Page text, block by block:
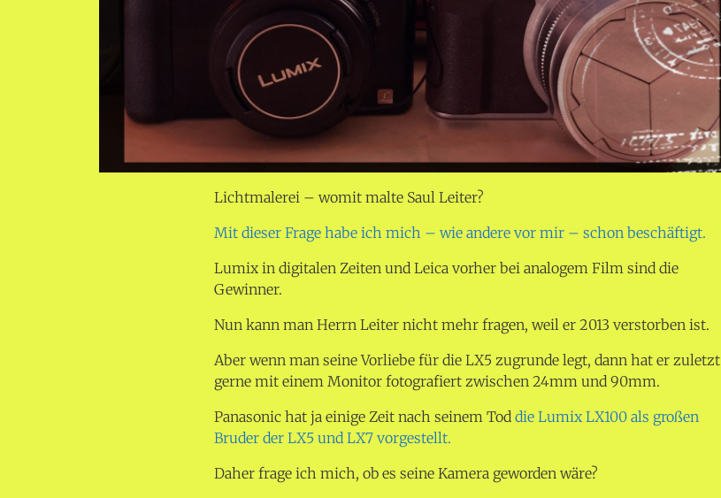
Lichtmalerei – womit malte Saul Leiter?
Mit dieser Frage habe ich mich – wie andere vor mir – schon beschäftigt.
Lumix in digitalen Zeiten und Leica vorher bei analogem Film sind die
Gewinner.
Nun kann man Herrn Leiter nicht mehr fragen, weil er 2013 verstorben ist.
Aber wenn man seine Vorliebe für die LX5 zugrunde legt, dann hat er zuletzt
gerne mit einem Monitor fotografiert zwischen 24mm und 90mm.
Panasonic hat ja einige Zeit nach seinem Toddie Lumix LX100 als großen
Bruder der LX5 und LX7 vorgestellt.
Daher frage ich mich, ob es seine Kamera geworden wäre?